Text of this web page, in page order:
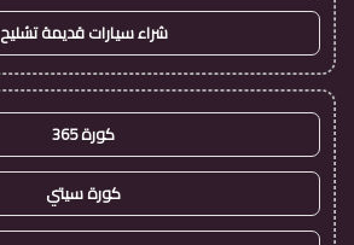
شراء سيارات قديمة تشليح
كورة 365
كورة سيتي